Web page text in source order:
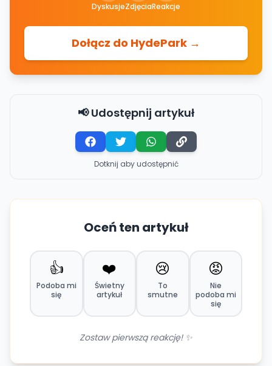
DyskusjeZdjęciaReakcje
Dołącz do HydePark →
📢 Udostępnij artykuł
Dotknij aby udostępnić
Oceń ten artykuł
👍
Podoba mi
się
❤️
Świetny
artykuł
😢
To
smutne
😡
Nie
podoba mi
się
Zostaw pierwszą reakcję! ✨